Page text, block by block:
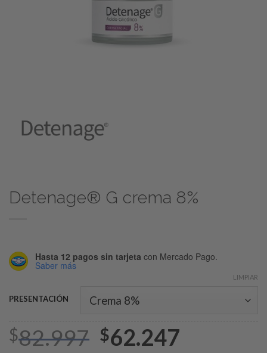
Detenage® G crema 8%
Hasta 12 pagos sin tarjeta con Mercado Pago.
Saber más
PRESENTACIÓN
LIMPIAR
$82.997 Original
$62.247